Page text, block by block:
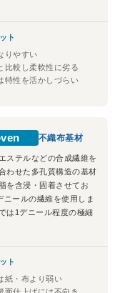
ト
りやすい
比較し柔軟性に劣る
特性を活かしづらい
不織布基材
ステルなどの合成繊維を
わせた多孔質構造の基材
を含浸・固着させてお
ニールの繊維を使用しま
は1デニール程度の極細
ト
紙・布より弱い